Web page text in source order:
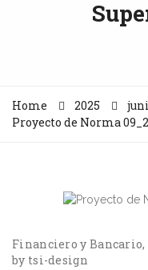
Home 2025
Proyecto de Norma
Financiero y Bancario
by tsi-design